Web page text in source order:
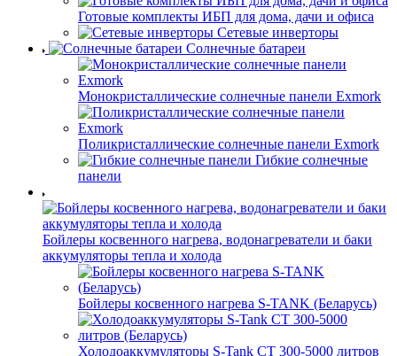
Готовые комплекты ИБП для дома, дачи и офиса
Сетевые инверторы
Солнечные батареи
Монокристаллические солнечные панели Exmork
Поликристаллические солнечные панели Exmork
Гибкие солнечные
панели
Бойлеры косвенного нагрева, водонагреватели и баки
аккумуляторы тепла и холода
Бойлеры косвенного нагрева S-TANK (Беларусь)
Холодоаккумуляторы S-Tank СТ 300-5000 литров